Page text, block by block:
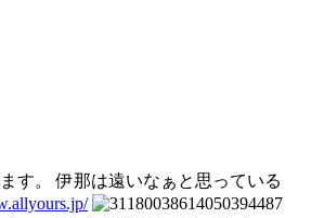
す。 伊那は遠いなぁと思っている